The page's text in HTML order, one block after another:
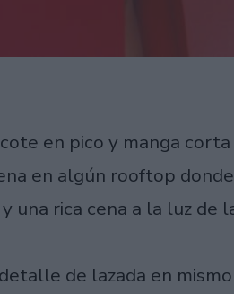
en pico y manga
en algún rooftop
rica cena a la luz de
de lazada en